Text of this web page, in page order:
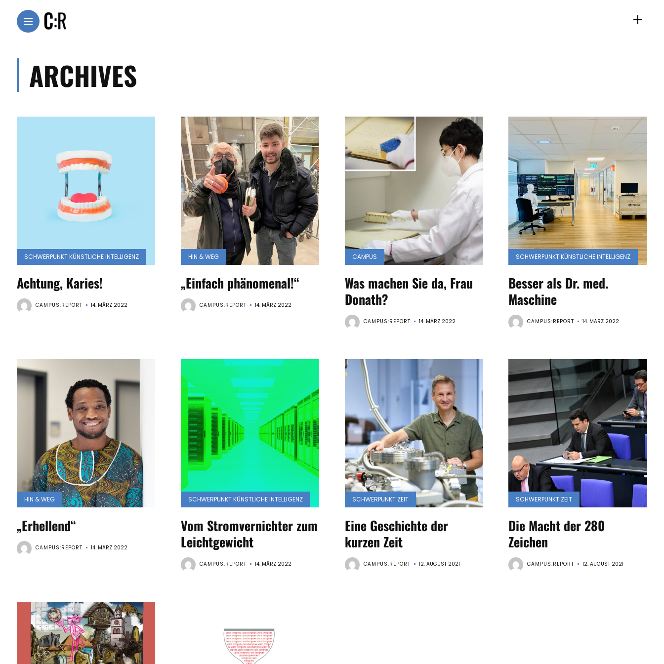
Künstliche
Intelligenz
(1|2022)
Zeit
(1|2021)
Gender
(2|2020)
Klimawandel
(1|2020)
Kategorien
ARCHIVES
SCHWERPUNKT KÜNSTLICHE INTELLIGENZ
Achtung, Karies!
CAMPUS:REPORT 14. MÄRZ 2022
HIN & WEG
„Einfach phänomenal!“
CAMPUS:REPORT 14. MÄRZ 2022
CAMPUS
Was machen Sie da, Frau
Donath?
CAMPUS:REPORT 14. MÄRZ 2022
SCHWERPUNKT KÜNSTLICHE INTELLIGENZ
Besser als Dr. med.
Maschine
CAMPUS:REPORT 14. MÄRZ 2022
HIN & WEG
„Erhellend“
CAMPUS:REPORT 14. MÄRZ 2022
SCHWERPUNKT KÜNSTLICHE INTELLIGENZ
Vom Stromvernichter zum
Leichtgewicht
CAMPUS:REPORT 14. MÄRZ 2022
SCHWERPUNKT ZEIT
Eine Geschichte der
kurzen Zeit
CAMPUS:REPORT 12. AUGUST 2021
SCHWERPUNKT ZEIT
Die Macht der 280
Zeichen
CAMPUS:REPORT 12. AUGUST 2021